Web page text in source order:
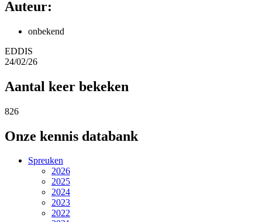
Auteur:
onbekend
EDDIS
24/02/26
Aantal keer bekeken
826
Onze kennis databank
Spreuken
2026
2025
2024
2023
2022